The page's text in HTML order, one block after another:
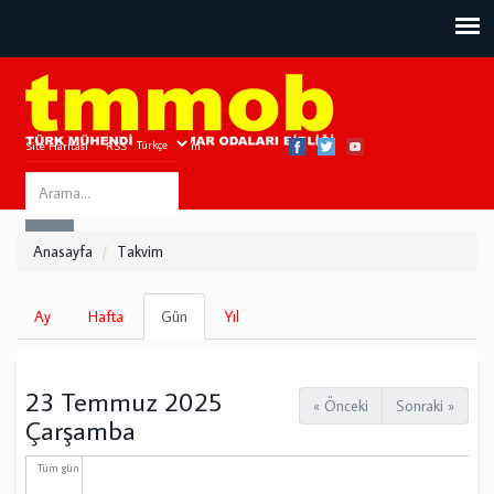
Site Haritası RSS Bize Ulaşın
Search
this
Anasayfa Takvim
Birincil
sekmeler
Ay Hafta Gün
sekme)
Yıl
« Önceki Sonraki »
23 Temmuz 2025
Çarşamba
Tüm gün